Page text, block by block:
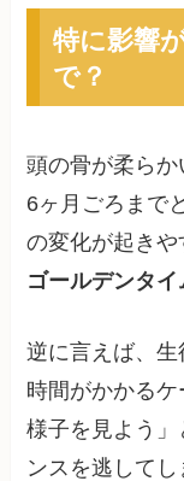
特に影響
で？
頭の骨が柔ら
6ヶ月ごろまで
の変化が起き
ゴールデンタイ
逆に言えば、
時間がかかる
様子を見よう
ンスを逃して